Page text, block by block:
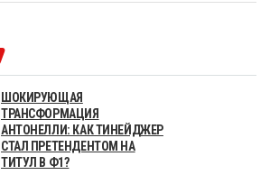
ШОКИРУЮЩАЯ
ТРАНСФОРМАЦИЯ
АНТОНЕЛЛИ: КАК ТИНЕЙДЖЕР
СТАЛ ПРЕТЕНДЕНТОМ НА
ТИТУЛ В Ф1?